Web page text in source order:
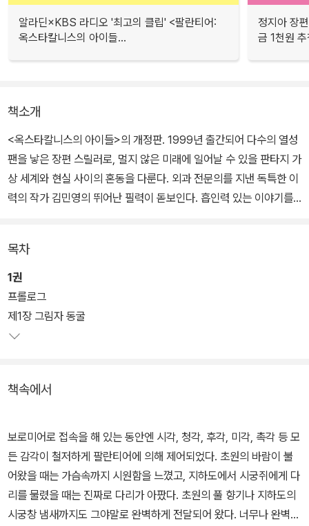
알라딘×KBS 라디오 '최고의 클립' <팔란티어:
옥스타칼니스의 아이들...
정지아 장
금 1천원
책소개
<옥스타칼니스의 아이들>의 개정판. 1999년 출간되어 다수의 열성
팬을 낳은 장편 스릴러로, 멀지 않은 미래에 일어날 수 있을 판타지 가
상 세계와 현실 사이의 혼동을 다룬다. 외과 전문의를 지낸 독특한 이
력의 작가 김민영의 뛰어난 필력이 돋보인다. 흡인력 있는 이야기를
실제로 개발중인 EBWM(Electromagnetic Brain Wave Modula
tor)나 DLD(Direct Laser Display)와 같은 첨단 장비를 소설 속에
등장시켰으며, 매스컴에 자주 오르내리는 인터넷 온라인 게임 상의
사이버 무기 매매나 사이버 폭력이 현실 세계에서 그대로 나타나는
현상 등도 사실적으로 담아냈다. 가상 현실 부적응이 만들어낸 다중
팀의 형사 장욱은 친구 원철로부터 온라인 게임 '팔란티어' 속 캐릭터
와 괴한의 유사점에 대한 이야기를 듣는다. 장욱은 원철에게 게임 속
에서 보다 많은 단서를 찾아달라고 부탁한다. 그러나 무의식으로 조
종하는 원철의 게임 캐릭터 '보로미어'가 예상치 못했던 돌출 행동을
보이기 시작한다.
목차
1권
프롤로그
제1장 그림자 동굴
책속에서
보로미어로 접속을 해 있는 동안엔 시각, 청각, 후각, 미각, 촉각 등 모
든 감각이 철저하게 팔란티어에 의해 제어되었다. 초원의 바람이 불
어왔을 때는 가슴속까지 시원함을 느꼈고, 지하도에서 시궁쥐에게 다
리를 물렸을 때는 진짜로 다리가 아팠다. 초원의 풀 향기나 지하도의
시궁창 냄새까지도 그야말로 완벽하게 전달되어 왔다. 너무나 완벽한